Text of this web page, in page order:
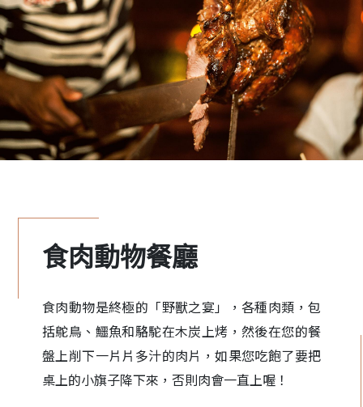
食肉動物餐廳
食肉動物是終極的「野獸之宴」，各種肉類，包
括鴕鳥、鱷魚和駱駝在木炭上烤，然後在您的餐
盤上削下一片片多汁的肉片，如果您吃飽了要把
桌上的小旗子降下來，否則肉會一直上喔！